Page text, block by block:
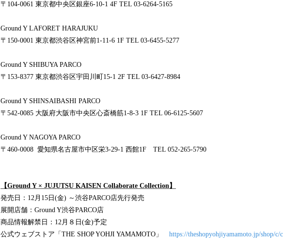
〒104-0061 東京都中央区銀座6-10-1 4F TEL 03-6264-5165
Ground Y LAFORET HARAJUKU
〒150-0001 東京都渋谷区神宮前1-11-6 1F TEL 03-6455-5277
Ground Y SHIBUYA PARCO
〒153-8377 東京都渋谷区宇田川町15-1 2F TEL 03-6427-8984
Ground Y SHINSAIBASHI PARCO
〒542-0085 大阪府大阪市中央区心斎橋筋1-8-3 1F TEL 06-6125-5607
Ground Y NAGOYA PARCO
〒460-0008 愛知県名古屋市中区栄3-29-1 西館1F TEL 052-265-5790
【Ground Y × JUJUTSU KAISEN Collaborate Collection】
発売日：12月15日(金) ～渋谷PARCO店先行発売
展開店舗：Ground Y渋谷PARCO店
商品情報解禁日：12月８日(金)予定
公式ウェブストア「THE SHOP YOHJI YAMAMOTO」 https://theshopyohjiyamamoto.jp/shop/c/